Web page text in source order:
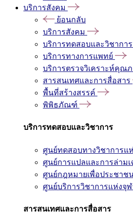
บริการสังคม
ย้อนกลับ
บริการสังคม
บริการทดสอบและวิชาการ
บริการทางการแพทย์
บริการตรวจวิเคราะห์คุณ
สารสนเทศและการสื่อสาร
พื้นที่สร้างสรรค์
พิพิธภัณฑ์
บริการทดสอบและวิชาการ
ศูนย์ทดสอบทางวิชาการแ
ศูนย์การแปลและการล่ามเ
ศูนย์กฎหมายเพื่อประชาช
ศูนย์บริการวิชาการแห่งจุ
สารสนเทศและการสื่อสาร